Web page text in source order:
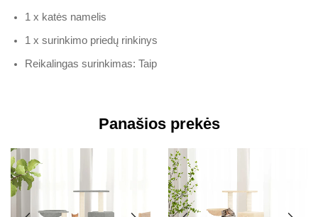
1 x katės namelis
1 x surinkimo priedų rinkinys
Reikalingas surinkimas: Taip
Panašios prekės